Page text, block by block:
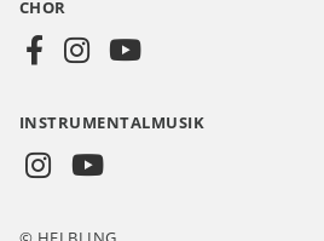
CH
CHOR
INSTRUMENTALMUSIK